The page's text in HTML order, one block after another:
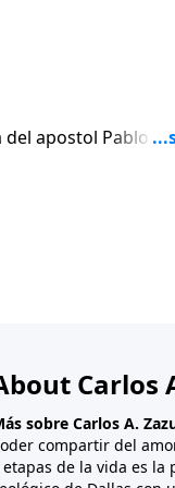
apostol Pablo a
de toda su
Carlos
sobre Carlos A.
compartir del
etapas de la vida es la